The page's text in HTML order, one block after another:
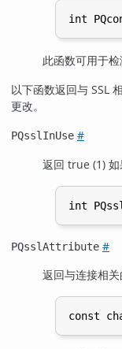
此函数可用于检
以下函数返回与 SSL
更改。
PQsslInUse #
返回 true (1) 如
PQsslAttribute #
返回与连接相关